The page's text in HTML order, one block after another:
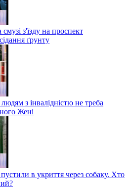
з'їзду на проспект
ґрунту
з інвалідністю не треба
Жені
в укриття через собаку. Хто